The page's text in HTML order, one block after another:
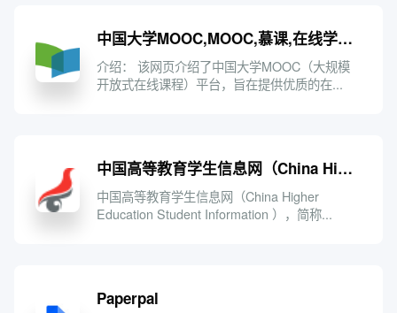
添加新书签 ×
网址
分类名称
管理分类 ×
中国大学MOOC,MOOC,慕课,在线学习,在线教育,大规模开放式在线
介绍： 该网页介绍了中国大学MOOC（大规模
开放式在线课程）平台，旨在提供优质的在...
中国高等教育学生信息网（China Higher Education Student Information ），简称“学信网”，由教育部学生服务与素质发展中心主办。学信网依托中心建立的集高校招生、学籍学历、毕业生就业信息一体化的大型数据仓库
中国高等教育学生信息网（China Higher
Education Student Information ），简称...
Paperpal